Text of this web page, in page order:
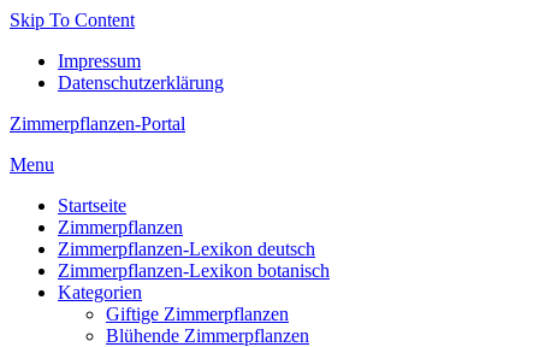
Skip To Content
Impressum
Datenschutzerklärung
Zimmerpflanzen-Portal
Menu
Startseite
Zimmerpflanzen
Zimmerpflanzen-Lexikon deutsch
Zimmerpflanzen-Lexikon botanisch
Kategorien
Giftige Zimmerpflanzen
Blühende Zimmerpflanzen